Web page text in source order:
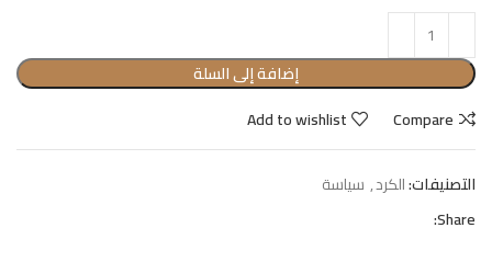
إضافة إلى السلة
Compare
Add to wishlist
التصنيفات:الكرد, سياسة
Share: